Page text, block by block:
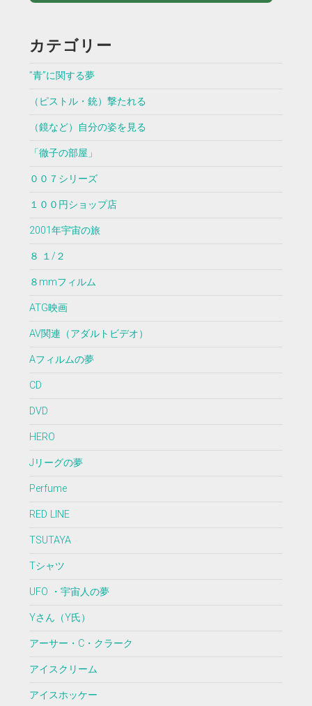
カテゴリー
”青”に関する夢
（ピストル・銃）撃たれる
（鏡など）自分の姿を見る
「徹子の部屋」
００７シリーズ
１００円ショップ店
2001年宇宙の旅
８ １/２
８mmフィルム
ATG映画
AV関連（アダルトビデオ）
Aフィルムの夢
CD
DVD
HERO
Jリーグの夢
Perfume
RED LINE
TSUTAYA
Tシャツ
UFO ・宇宙人の夢
Yさん（Y氏）
アーサー・C・クラーク
アイスクリーム
アイスホッケー